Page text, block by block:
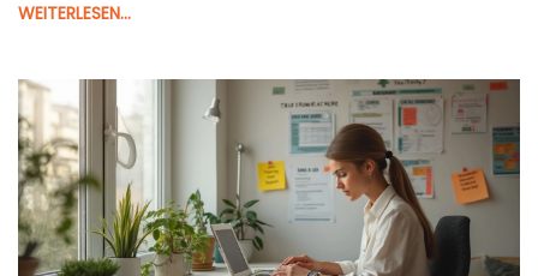
WEITERLESEN...